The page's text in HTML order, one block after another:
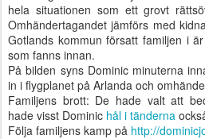
hela situationen som ett grovt
Omhändertagandet jämförs med
Gotlands kommun försatt familjen i
som fanns innan.
På bilden syns Dominic minuterna
in i flygplanet på Arlanda och
Familjens brott: De hade valt att
hade visst Dominic hål i tänderna
Följa familjens kamp på http://